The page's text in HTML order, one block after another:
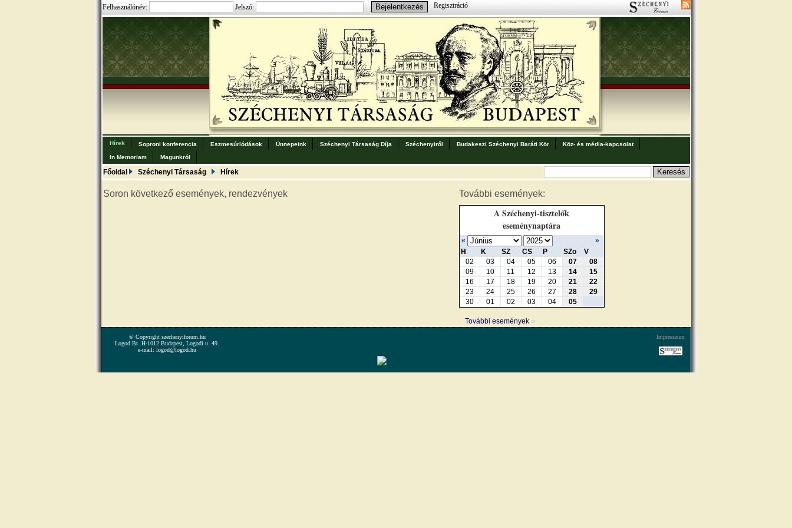
Felhasználónév: Jelszó: Regisztráció
Hírek Soproni konferencia Eszmesúrlódások Ünnepeink Széchenyi Társaság Díja Széchenyiről Budakeszi Széchenyi Baráti Kör
Köz- és média-kapcsolat
In Memoriam
Magunkról
Főoldal Széchenyi Társaság Hírek
Soron következő események, rendezvények További események:
A Széchenyi-tisztelők
eseménynaptára
«
»
H
K SZ CS P SZo
V
02
03 04 05 06 07
08
09
10 11 12 13 14
15
16
17 18 19 20 21
22
23
24 25 26 27 28
29
30
01 02 03 04 05
További események »
Impresszum
© Copyright szechenyiforum.hu
Logod Bt. H-1012 Budapest, Logodi u. 49.
e-mail: logod@logod.hu